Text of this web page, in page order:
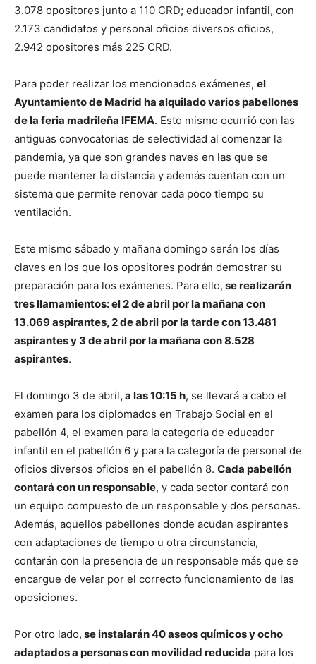
3.078 opositores junto a 110 CRD; educador infantil, con
2.173 candidatos y personal oficios diversos oficios,
2.942 opositores más 225 CRD.
Para poder realizar los mencionados exámenes, el
Ayuntamiento de Madrid ha alquilado varios pabellones
de la feria madrileña IFEMA. Esto mismo ocurrió con las
antiguas convocatorias de selectividad al comenzar la
pandemia, ya que son grandes naves en las que se
puede mantener la distancia y además cuentan con un
sistema que permite renovar cada poco tiempo su
ventilación.
Este mismo sábado y mañana domingo serán los días
claves en los que los opositores podrán demostrar su
preparación para los exámenes. Para ello, se realizarán
tres llamamientos: el 2 de abril por la mañana con
13.069 aspirantes, 2 de abril por la tarde con 13.481
aspirantes y 3 de abril por la mañana con 8.528
aspirantes.
El domingo 3 de abril, a las 10:15 h, se llevará a cabo el
examen para los diplomados en Trabajo Social en el
pabellón 4, el examen para la categoría de educador
infantil en el pabellón 6 y para la categoría de personal de
oficios diversos oficios en el pabellón 8. Cada pabellón
contará con un responsable, y cada sector contará con
un equipo compuesto de un responsable y dos personas.
Además, aquellos pabellones donde acudan aspirantes
con adaptaciones de tiempo u otra circunstancia,
contarán con la presencia de un responsable más que se
encargue de velar por el correcto funcionamiento de las
oposiciones.
Por otro lado, se instalarán 40 aseos químicos y ocho
adaptados a personas con movilidad reducida para los